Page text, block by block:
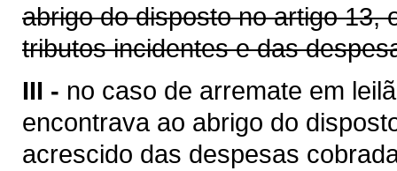
abrigo do disposto no artigo 13,
tributos incidentes e das
III - no caso de arremate em
encontrava ao abrigo do
acrescido das despesas